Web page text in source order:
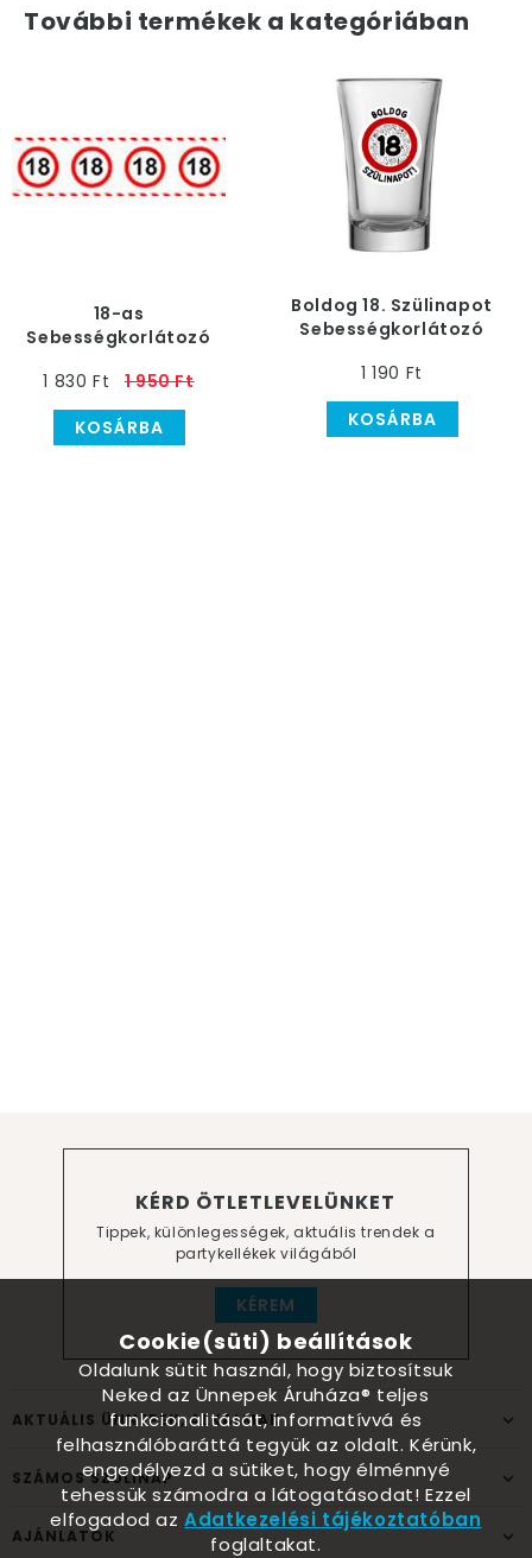
További termékek a kategóriában
18-as
Sebességkorlátozó
1 830 Ft
1 950 Ft
KOSÁRBA
Boldog 18. Szülinapot
Sebességkorlátozó
1 190 Ft
KOSÁRBA
KÉRD ÖTLETLEVELÜNKET
Tippek, különlegességek, aktuális trendek a
partykellékek világából
KÉREM
AKTUÁLIS ÜNNEPEK, ALKALMAK
SZÁMOS SZÜLINAP
AJÁNLATOK
Cookie(süti) beállítások
Oldalunk sütit használ, hogy biztosítsuk
Neked az Ünnepek Áruháza® teljes
funkcionalitását, informatívvá és
felhasználóbaráttá tegyük az oldalt. Kérünk,
engedélyezd a sütiket, hogy élménnyé
tehessük számodra a látogatásodat! Ezzel
elfogadod azAdatkezelési tájékoztatóban
foglaltakat.